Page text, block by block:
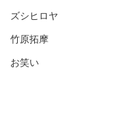
ズシヒロヤ
竹原拓摩
お笑い